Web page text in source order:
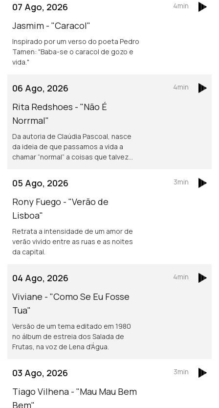
07 Ago, 2026
Jasmim - "Caracol"
Inspirado por um verso do poeta Pedro
Tamen: "Baba-se o caracol de gozo e
vida."
4min
06 Ago, 2026
Rita Redshoes - "Não É
Norrmal"
Da autoria de Claúdia Pascoal, nasce
da ideia de que passamos a vida a
chamar “normal” a coisas que talvez
4min
05 Ago, 2026
Rony Fuego - "Verão de
Lisboa"
Retrata a intensidade de um amor de
verão vivido entre as ruas e as noites
da capital.
3min
04 Ago, 2026
Viviane - "Como Se Eu Fosse
Tua"
Versão de um tema editado em 1980
no álbum de estreia dos Salada de
Frutas, na voz de Lena d'Água.
4min
03 Ago, 2026
Tiago Vilhena - "Mau Mau Bem
Bem"
3min